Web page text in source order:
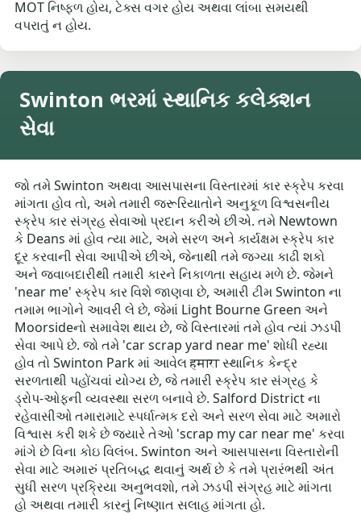
MOT નિષ્ફળ હોય, ટેક્સ વગર હોય અથવા લાંબા સમયથી
વપરાતું ન હોય.
Swinton ભરમાં સ્થાનિક કલેક્શન
સેવા
જો તમે Swinton અથવા આસપાસના વિસ્તારમાં કાર સ્ક્રેપ કરવા
માંગતા હોવ તો, અમે તમારી જરૂરિયાતોને અનુકૂળ વિશ્વસનીય
સ્ક્રેપ કાર સંગ્રહ સેવાઓ પ્રદાન કરીએ છીએ. તમે Newtown
કે Deans માં હોવ ત્યા માટે, અમે સરળ અને કાર્યક્ષમ સ્ક્રેપ કાર
દૂર કરવાની સેવા આપીએ છીએ, જેનાથી તમે જગ્યા કાઢી શકો
અને જવાબદારીથી તમારી કારને નિકાળતા સહાય મળે છે. જેમને
'near me' સ્ક્રેપ કાર વિશે જાણવા છે, અમારી ટીમ Swinton ના
તમામ ભાગોને આવરી લે છે, જેમાં Light Bourne Green અને
Moorsideનો સમાવેશ થાય છે, જે વિસ્તારમાં તમે હોવ ત્યાં ઝડપી
સેવા આપે છે. જો તમે 'car scrap yard near me' શોધી રહ્યા
હોવ તો Swinton Park માં આવેલ हमारा સ્થાનિક કેન્દ્ર
સરળતાથી પહોંચવાં યોગ્ય છે, જે તમારી સ્ક્રેપ કાર સંગ્રહ કે
ડ્રોપ-ઓફની વ્યવસ્થા સરળ બનાવે છે. Salford District ના
રહેવાસીઓ તમારામાટે સ્પર્ધાત્મક દરો અને સરળ સેવા માટે અમારો
વિશ્વાસ કરી શકે છે જ્યારે તેઓ 'scrap my car near me' કરવા
માંગે છે વિના કોઇ વિલંબ. Swinton અને આસપાસના વિસ્તારોની
સેવા માટે અમારું પ્રતિબદ્ધ થવાનું અર્થ છે કે તમે પ્રારંભથી અંત
સુધી સરળ પ્રક્રિયા અનુભવશો, તમે ઝડપી સંગ્રહ માટે માંગતા
હો અથવા તમારી કારનું નિષ્ણાત સલાહ માંગતા હો.